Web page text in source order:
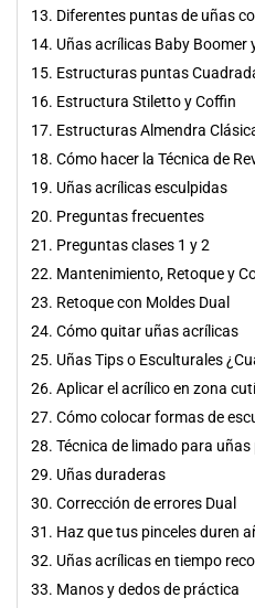
13. Diferentes puntas de uñas
14. Uñas acrílicas Baby Boomer
15. Estructuras puntas
16. Estructura Stiletto y Coffin
17. Estructuras Almendra
18. Cómo hacer la Técnica de
19. Uñas acrílicas esculpidas
20. Preguntas frecuentes
21. Preguntas clases 1 y 2
22. Mantenimiento, Retoque y
23. Retoque con Moldes Dual
24. Cómo quitar uñas acrílicas
25. Uñas Tips o Esculturales
26. Aplicar el acrílico en zona
27. Cómo colocar formas de
28. Técnica de limado para
29. Uñas duraderas
30. Corrección de errores Dual
31. Haz que tus pinceles duren
32. Uñas acrílicas en tiempo
33. Manos y dedos de práctica